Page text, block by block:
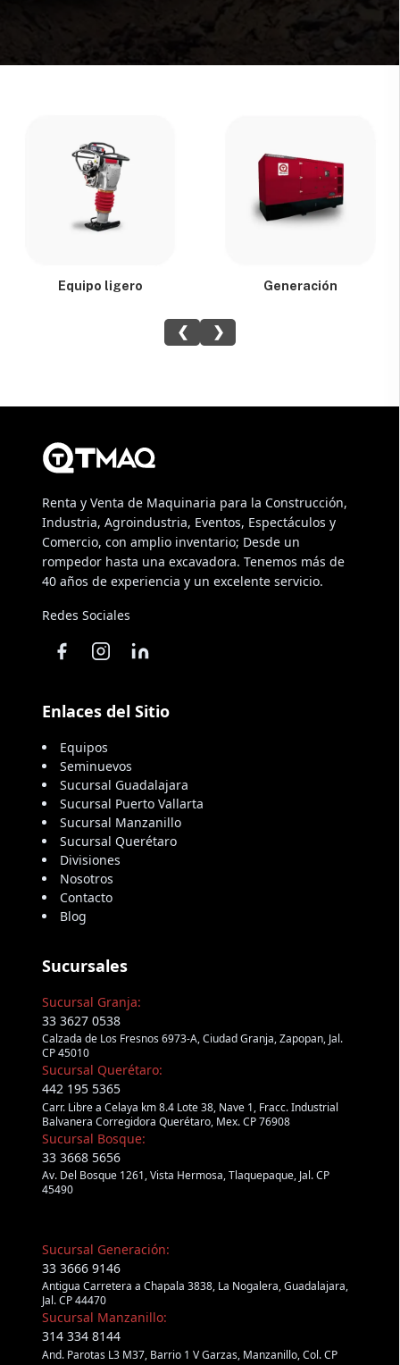
Equipo ligero Generación
❮ ❯
Renta y Venta de Maquinaria para la Construcción,
Industria, Agroindustria, Eventos, Espectáculos y
Comercio, con amplio inventario; Desde un
rompedor hasta una excavadora. Tenemos más de
40 años de experiencia y un excelente servicio.
Redes Sociales
Enlaces del Sitio
Equipos
Seminuevos
Sucursal Guadalajara
Sucursal Puerto Vallarta
Sucursal Manzanillo
Sucursal Querétaro
Divisiones
Nosotros
Contacto
Blog
Sucursales
Sucursal Granja:
33 3627 0538
Calzada de Los Fresnos 6973-A, Ciudad Granja, Zapopan, Jal.
CP 45010
Sucursal Querétaro:
442 195 5365
Carr. Libre a Celaya km 8.4 Lote 38, Nave 1, Fracc. Industrial
Balvanera Corregidora Querétaro, Mex. CP 76908
Sucursal Bosque:
33 3668 5656
Av. Del Bosque 1261, Vista Hermosa, Tlaquepaque, Jal. CP
45490
Sucursal Generación:
33 3666 9146
Antigua Carretera a Chapala 3838, La Nogalera, Guadalajara,
Jal. CP 44470
Sucursal Manzanillo:
314 334 8144
And. Parotas L3 M37, Barrio 1 V Garzas, Manzanillo, Col. CP